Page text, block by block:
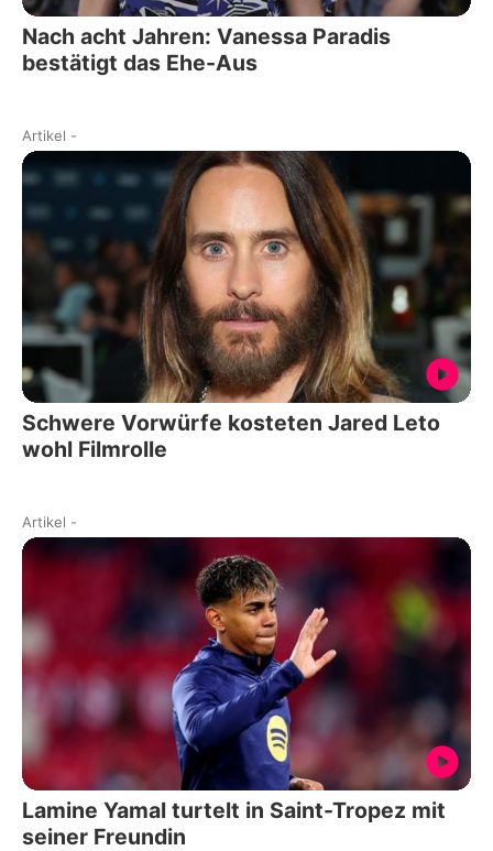
Nach acht Jahren: Vanessa Paradis
bestätigt das Ehe-Aus
Artikel -
Schwere Vorwürfe kosteten Jared Leto
wohl Filmrolle
Artikel -
Lamine Yamal turtelt in Saint-Tropez mit
seiner Freundin